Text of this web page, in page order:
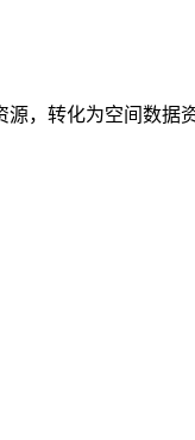
，转化为空间数据